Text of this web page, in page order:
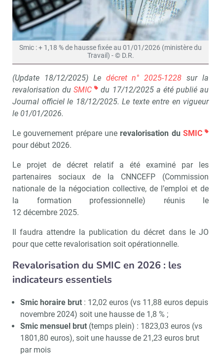
Smic : + 1,18 % de hausse fixée au 01/01/2026 (ministère du
Travail) - © D.R.
(Update 18/12/2025) Le décret n° 2025-1228sur la
revalorisation duSMIC
du 17/12/2025 a été publié au
Journal officiel le 18/12/2025. Le texte entre en vigueur
le 01/01/2026.
Le gouvernement prépare une revalorisation duSMIC
pour début 2026.
Le projet de décret relatif a été examiné par les
partenaires sociaux de la CNNCEFP (Commission
nationale de la négociation collective, de l’emploi et de
la formation professionnelle) réunis le
12 décembre 2025.
Il faudra attendre la publication du décret dans le JO
pour que cette revalorisation soit opérationnelle.
Revalorisation du SMIC en 2026 : les
indicateurs essentiels
Smic horaire brut: 12,02 euros (vs 11,88 euros depuis
novembre 2024) soit une hausse de 1,8 % ;
Smic mensuel brut(temps plein) : 1823,03 euros (vs
1801,80 euros), soit une hausse de 21,23 euros brut
par mois